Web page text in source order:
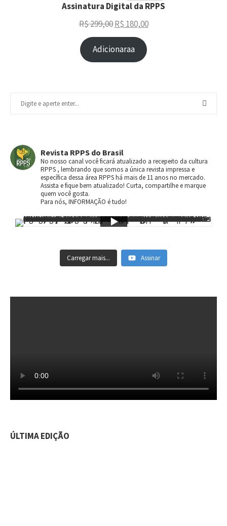
Assinatura Digital da RPPS
R$299,00 R$ 180,00
Adicionaraa
Revista RPPS do Brasil
No nosso canal você ficará atualizado a recepeito da cultura
RPPS , lembrando que somos a única revista impressa e
específica dessa área RPPS há mais de 11 anos no mercado.
Assista e fique bem atualizado! Curta, compartilhe e marque
quem você gosta.
Para nós, INFORMAÇÃO é tudo!
Carregar mais... Assinar
ÚLTIMA EDIÇÃO